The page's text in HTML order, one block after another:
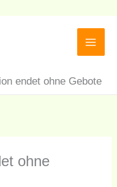
endet ohne Gebote
ohne